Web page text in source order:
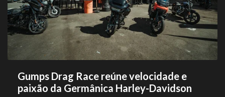
Gumps Drag Race reúne velocidade e
paixão da Germânica Harley-Davidson